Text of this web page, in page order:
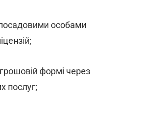
особами
формі через
послуг;